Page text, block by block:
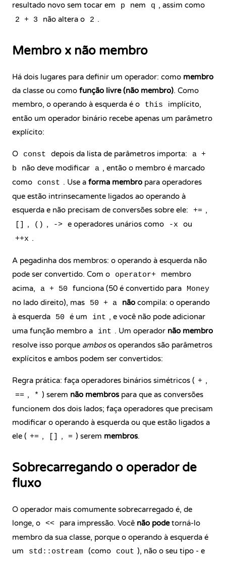
resultado novo sem tocar em
p nem q , assim como
2 + 3 não altera o 2 .
Membro x não membro
Há dois lugares para definir um operador: como membro
da classe ou como função livre (não membro). Como
membro, o operando à esquerda é o
this
implícito,
então um operador binário recebe apenas um parâmetro
explícito:
O const depois da lista de parâmetros importa:
a +
b
não deve modificar a , então o membro é marcado
como
const . Use a forma membro para operadores
que estão intrinsecamente ligados ao operando à
esquerda e não precisam de conversões sobre ele:
+= ,
, () , -> e operadores unários como -x ou
++x .
A pegadinha dos membros: o operando à esquerda não
pode ser convertido. Com o
operator+
membro
acima,
a + 50 funciona (50 é convertido para Money
no lado direito), mas 50 + a não compila: o operando
à esquerda
50 é um int , e você não pode adicionar
uma função membro a
int . Um operador não membro
resolve isso porque ambosos operandos são parâmetros
explícitos e ambos podem ser convertidos:
Regra prática: faça operadores binários simétricos ( + ,
== , * ) serem não membrospara que as conversões
funcionem dos dois lados; faça operadores que precisam
modificar o operando à esquerda ou que estão ligados a
ele ( += , , = ) serem membros.
Sobrecarregando o operador de
fluxo
O operador mais comumente sobrecarregado é, de
longe, o << para impressão. Você não podetorná-lo
membro da sua classe, porque o operando à esquerda é
um
std::ostream (como cout ), não o seu tipo - e